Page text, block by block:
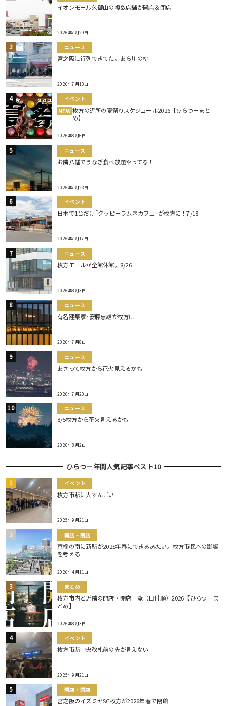
イオンモール久御山の複数店舗が開店＆閉店
2026年7月29日
ニュース
宮之阪に行列できてた。あら川の桃
2026年7月10日
イベント
NEW 枚方の近所の夏祭りスケジュール2026【ひらつーまと
め】
2026年8月6日
ニュース
お隣八幡でうなぎ食べ放題やってる！
2026年7月23日
イベント
日本で1台だけ｢クッピーラムネカフェ｣が枚方に！7/18
2026年7月17日
ニュース
枚方モールが全館休館。8/26
2026年8月3日
ニュース
有名建築家･安藤忠雄が枚方に
2026年7月8日
ニュース
あさって枚方から花火見えるかも
2026年7月20日
ニュース
8/5枚方から花火見えるかも
2026年8月2日
ひらつー年間人気記事ベスト10
イベント
枚方市駅に人すんごい
2025年9月21日
開店・閉店
京橋の南に新駅が2028年春にできるみたい。枚方市民への影響
を考える
2026年4月11日
まとめ
枚方市内と近隣の開店・閉店一覧（日付順）2026【ひらつーま
とめ】
2026年8月3日
イベント
枚方市駅中央改札前の先が見えない
2025年9月21日
開店・閉店
宮之阪のイズミヤSC枚方が2026年春で閉館